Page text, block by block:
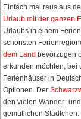
Einfach mal raus aus
Urlaub mit der ganzen
Urlaubs in einem
schönsten
dem Land bevorzugen
erkunden möchten, bei
Ferienhäuser in
Optionen. Der
den vielen Wander-
gemütlichen